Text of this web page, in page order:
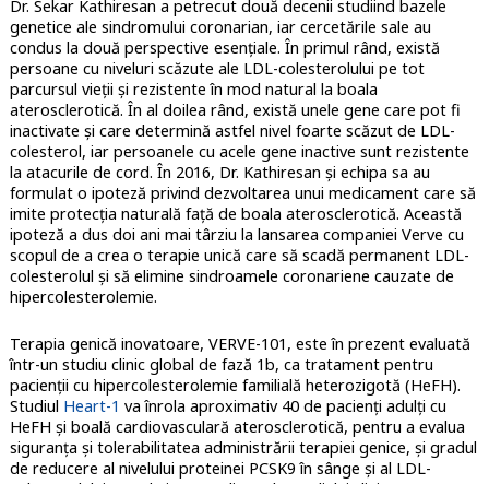
Dr. Sekar Kathiresan a petrecut două decenii studiind bazele
genetice ale sindromului coronarian, iar cercetările sale au
condus la două perspective esențiale. În primul rând, există
persoane cu niveluri scăzute ale LDL-colesterolului pe tot
parcursul vieții și rezistente în mod natural la boala
aterosclerotică. În al doilea rând, există unele gene care pot fi
inactivate și care determină astfel nivel foarte scăzut de LDL-
colesterol, iar persoanele cu acele gene inactive sunt rezistente
la atacurile de cord. În 2016, Dr. Kathiresan și echipa sa au
formulat o ipoteză privind dezvoltarea unui medicament care să
imite protecția naturală față de boala aterosclerotică. Această
ipoteză a dus doi ani mai târziu la lansarea companiei Verve cu
scopul de a crea o terapie unică care să scadă permanent LDL-
colesterolul și să elimine sindroamele coronariene cauzate de
hipercolesterolemie.
Terapia genică inovatoare, VERVE-101, este în prezent evaluată
într-un studiu clinic global de fază 1b, ca tratament pentru
pacienții cu hipercolesterolemie familială heterozigotă (HeFH).
Studiul Heart-1 va înrola aproximativ 40 de pacienți adulți cu
HeFH și boală cardiovasculară aterosclerotică, pentru a evalua
siguranța și tolerabilitatea administrării terapiei genice, și gradul
de reducere al nivelului proteinei PCSK9 în sânge și al LDL-